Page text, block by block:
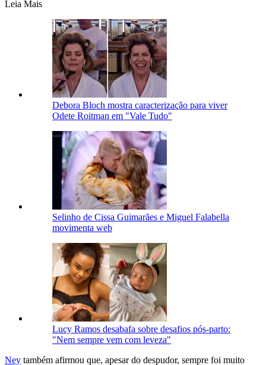
Leia Mais
Debora Bloch mostra caracterização para viver
Odete Roitman em "Vale Tudo"
Selinho de Cissa Guimarães e Miguel Falabella
movimenta web
Lucy Ramos desabafa sobre desafios pós-parto:
"Nem sempre vem com leveza"
Ney também afirmou que, apesar do despudor, sempre foi muito